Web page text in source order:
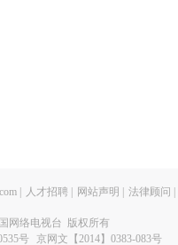
人才招聘 网站声明 法律顾问
网络电视台 版权所有
号 京网文【2014】0383-083号